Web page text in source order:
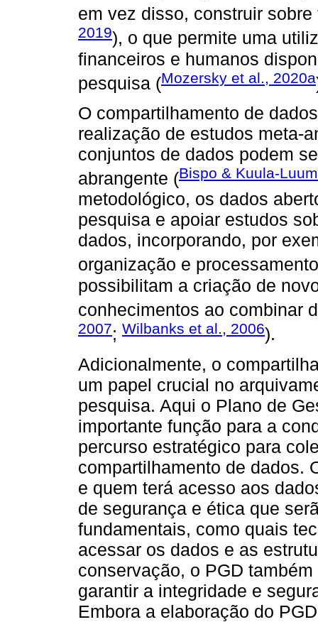
em vez disso, construir
2019), o que permite uma
financeiros e humanos
pesquisa (Mozersky et al., 2020a
O compartilhamento de
realização de estudos meta-
conjuntos de dados podem
abrangente (Bispo & Kuula-
metodológico, os dados
pesquisa e apoiar estudos
dados, incorporando, por
organização e
possibilitam a criação de
conhecimentos ao combinar
2007; Wilbanks et al., 2006).
Adicionalmente, o
um papel crucial no
pesquisa. Aqui o Plano de
importante função para a
percurso estratégico para
compartilhamento de dados.
e quem terá acesso aos
de segurança e ética que
fundamentais, como quais
acessar os dados e as
conservação, o PGD
garantir a integridade e
Embora a elaboração do